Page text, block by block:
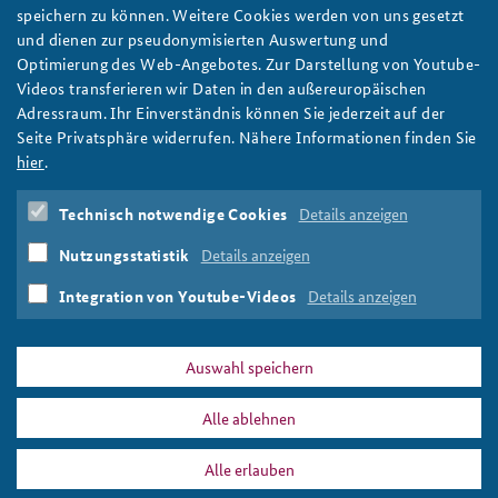
Anfahrt
Freundeskreis
Deutsches Forum Sicherheitspolitik
Arbeitskreis "Junge Sicherheitspolitiker"
Das Sicherheitspolitische Gespräch an der BAKS
Studierendenkonferenz Sicherheitspolitik gestalten
Newsletter-Archiv
Panels
Bürgerinnen und Bürgern entwickeln gemeinsam Meinungen
und Ideen. Diese sind Grundlage der hier vorgestellten Methode
der Strategischen Vorausschau. Wie genau Citizen Panels
funktionieren, zeigt der folgende Beitrag. Foto:
Pixabay/StockSnap
weiter
Strategische Vorausschau,Foresight-Methoden,Foresight
Citizen Panels
, Bürgergremien
repräsentative
Öffentlichkeit
Government Report on the Future
Klimawandel,Spain – 2050
PRESSE DATENSCHUTZ IMPRESSUM FAQ
Government Report on the Future Drucken
speichern zu können. Weitere Cookies werden von uns gesetzt
und dienen zur pseudonymisierten Auswertung und
Optimierung des Web-Angebotes. Zur Darstellung von Youtube-
Videos transferieren wir Daten in den außereuropäischen
Adressraum. Ihr Einverständnis können Sie jederzeit auf der
Seite Privatsphäre widerrufen. Nähere Informationen finden Sie
hier.
Technisch notwendige Cookies Details anzeigen
Nutzungsstatistik Details anzeigen
Integration von Youtube-Videos Details anzeigen
Auswahl speichern
Alle ablehnen
Alle erlauben